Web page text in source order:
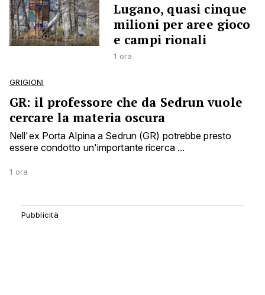
Lugano, quasi cinque
milioni per aree gioco
e campi rionali
1 ora
GRIGIONI
GR: il professore che da Sedrun vuole
cercare la materia oscura
Nell'ex Porta Alpina a Sedrun (GR) potrebbe presto
essere condotto un'importante ricerca ...
1 ora